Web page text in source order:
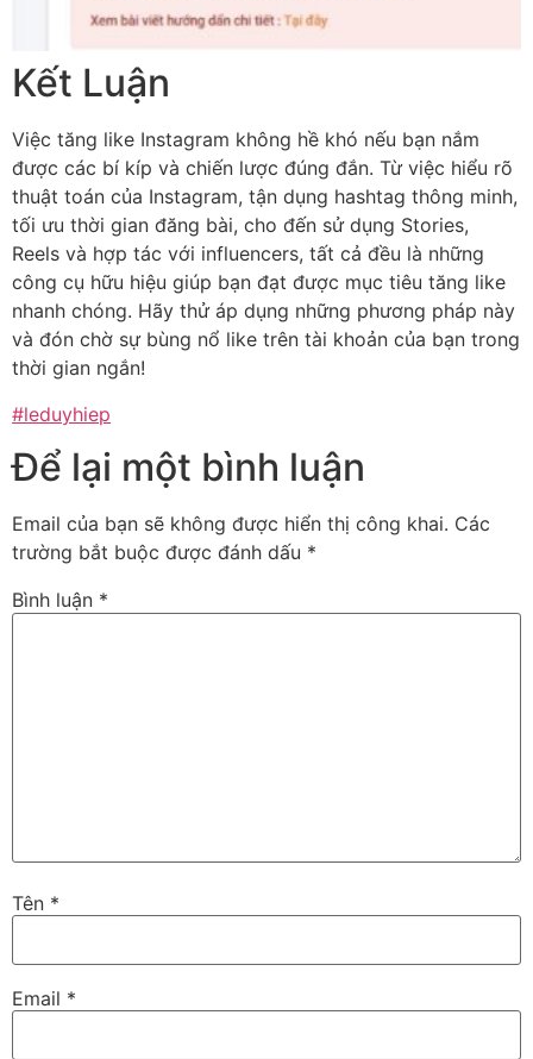
Kết Luận
Việc tăng like Instagram không hề khó nếu bạn nắm
được các bí kíp và chiến lược đúng đắn. Từ việc hiểu rõ
thuật toán của Instagram, tận dụng hashtag thông minh,
tối ưu thời gian đăng bài, cho đến sử dụng Stories,
Reels và hợp tác với influencers, tất cả đều là những
công cụ hữu hiệu giúp bạn đạt được mục tiêu tăng like
nhanh chóng. Hãy thử áp dụng những phương pháp này
và đón chờ sự bùng nổ like trên tài khoản của bạn trong
thời gian ngắn!
#leduyhiep
Để lại một bình luận
Email của bạn sẽ không được hiển thị công khai. Các
trường bắt buộc được đánh dấu *
Bình luận *
Tên *
Email *